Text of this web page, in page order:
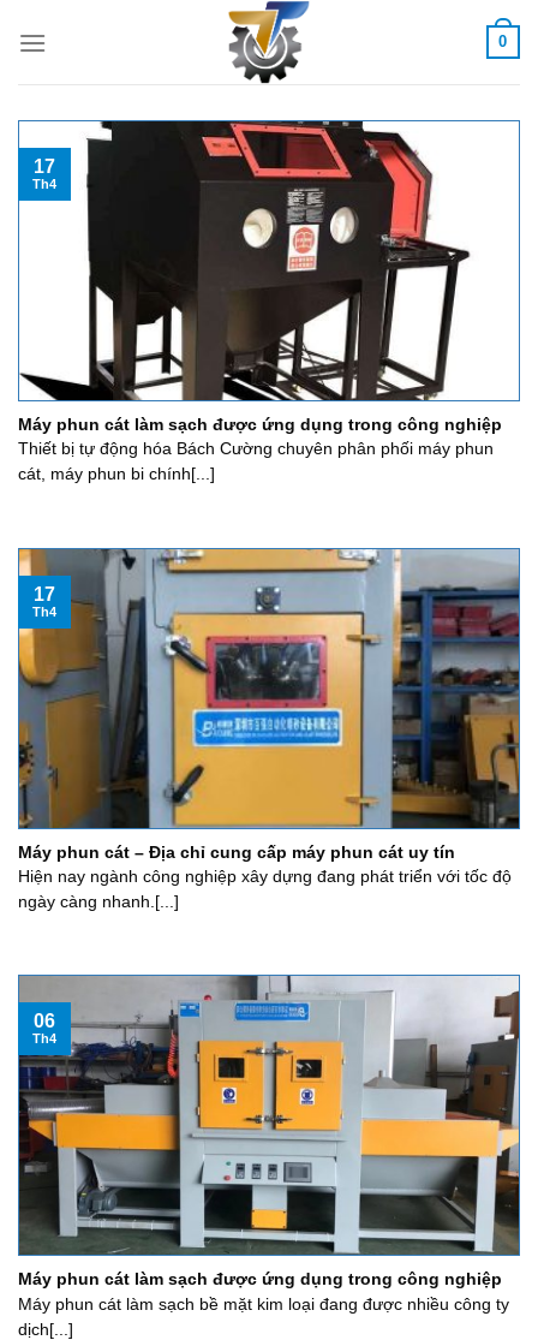
0
Máy phun cát làm sạch được ứng dụng trong công nghiệp
Thiết bị tự động hóa Bách Cường chuyên phân phối máy phun
cát, máy phun bi chính[...]
17
Th4
Máy phun cát – Địa chỉ cung cấp máy phun cát uy tín
Hiện nay ngành công nghiệp xây dựng đang phát triển với tốc độ
ngày càng nhanh.[...]
17
Th4
Máy phun cát làm sạch được ứng dụng trong công nghiệp
Máy phun cát làm sạch bề mặt kim loại đang được nhiều công ty
dịch[...]
06
Th4